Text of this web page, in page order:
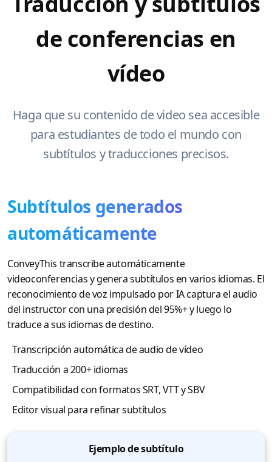
de conferencias en
vídeo
Haga que su contenido de video sea accesible
para estudiantes de todo el mundo con
subtítulos y traducciones precisos.
Subtítulos generados
automáticamente
ConveyThis transcribe automáticamente
videoconferencias y genera subtítulos en varios idiomas. El
reconocimiento de voz impulsado por IA captura el audio
del instructor con una precisión del 95%+ y luego lo
traduce a sus idiomas de destino.
Transcripción automática de audio de vídeo
Traducción a 200+ idiomas
Compatibilidad con formatos SRT, VTT y SBV
Editor visual para refinar subtítulos
Ejemplo de subtítulo